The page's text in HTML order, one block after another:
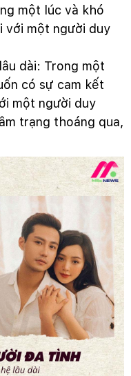
một lúc và khó
với một người duy
dài: Trong một
có sự cam kết
một người duy
trạng thoáng qua,